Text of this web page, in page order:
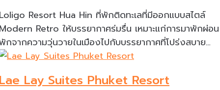
Resort Hua Hin ที่พักติดทะเลที่มีออกแบบสไตล์
Retro ให้บรรยากาศร่มรื่น เหมาะแก่การมาพักผ่อน
กจากความวุ่นวายในเมืองไปกับบรรยากาศที่โปร่งสบาย…
Lay Suites Phuket Resort